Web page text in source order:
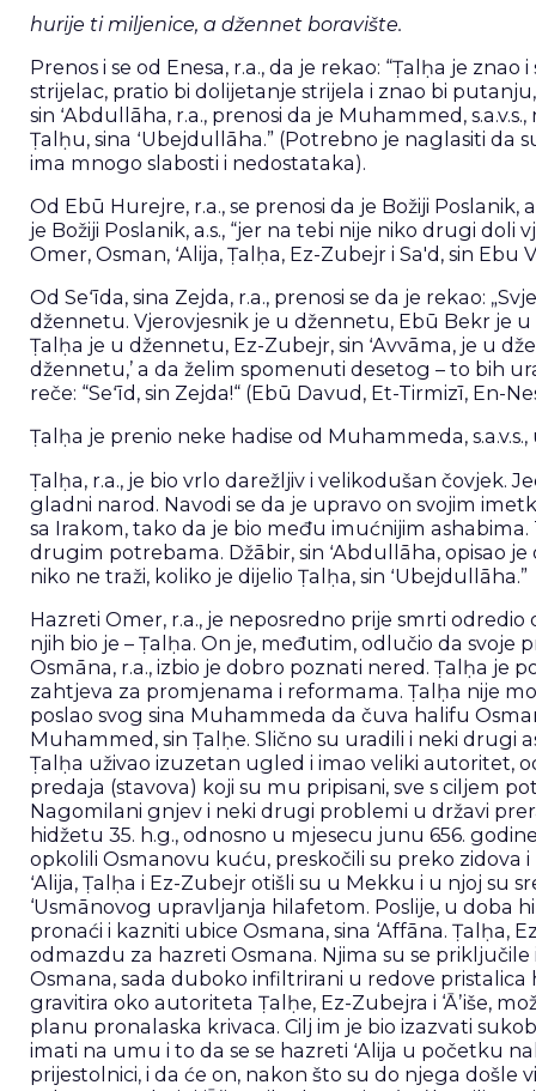
hurije ti miljenice, a džennet boravište.
Prenos i se od Enesa, r.a., da je rekao: “Ṭalḥa je
strijelac, pratio bi dolijetanje strijela i znao bi
sin ʻAbdullāha, r.a., prenosi da je Muhammed,
Ṭalḥu, sina ʻUbejdullāha.” (Potrebno je naglasiti da
ima mnogo slabosti i nedostataka).
Od Ebū Hurejre, r.a., se prenosi da je Božiji Poslanik,
je Božiji Poslanik, a.s., “jer na tebi nije niko drugi doli
Omer, Osman, ʻAlija, Ṭalḥa, Ez-Zubejr i Sa'd, sin Ebu
Od Seʻīda, sina Zejda, r.a., prenosi se da je rekao:
džennetu. Vjerovjesnik je u džennetu, Ebū Bekr je
Ṭalḥa je u džennetu, Ez-Zubejr, sin ʻAvvāma, je u
džennetu,’ a da želim spomenuti desetog – to bih
reče: “Seʻīd, sin Zejda!“ (Ebū Davud, Et-Tirmizī, En-
Ṭalḥa je prenio neke hadise od Muhammeda,
Ṭalḥa, r.a., je bio vrlo darežljiv i velikodušan
gladni narod. Navodi se da je upravo on svojim
sa Irakom, tako da je bio među imućnijim
drugim potrebama. Džābir, sin ʻAbdullāha, opisao
niko ne traži, koliko je dijelio Ṭalḥa, sin ʻUbejdullāha.”
Hazreti Omer, r.a., je neposredno prije smrti
njih bio je – Ṭalḥa. On je, međutim, odlučio da
Osmāna, r.a., izbio je dobro poznati nered. Ṭalḥa je
zahtjeva za promjenama i reformama. Ṭalḥa nije
poslao svog sina Muhammeda da čuva halifu
Muhammed, sin Ṭalḥe. Slično su uradili i neki drugi
Ṭalḥa uživao izuzetan ugled i imao veliki autoritet,
predaja (stavova) koji su mu pripisani, sve s ciljem
Nagomilani gnjev i neki drugi problemi u državi
hidžetu 35. h.g., odnosno u mjesecu junu 656.
opkolili Osmanovu kuću, preskočili su preko zidova
ʻAlija, Ṭalḥa i Ez-Zubejr otišli su u Mekku i u njoj su
‘Usmānovog upravljanja hilafetom. Poslije, u doba
pronaći i kazniti ubice Osmana, sina ‘Affāna. Ṭalḥa,
odmazdu za hazreti Osmana. Njima su se
Osmana, sada duboko infiltrirani u redove pristalica
gravitira oko autoriteta Ṭalḥe, Ez-Zubejra i ‘Āʼiše,
planu pronalaska krivaca. Cilj im je bio izazvati
imati na umu i to da se se hazreti ʻAlija u početku
prijestolnici, i da će on, nakon što su do njega došle